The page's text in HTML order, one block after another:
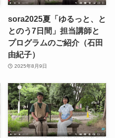
sora2025夏「ゆるっと、と
とのう7日間」担当講師と
プログラムのご紹介（石田
由紀子）
2025年8月9日